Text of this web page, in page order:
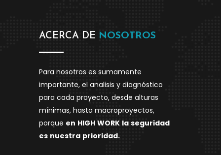
ACERCA DE NOSOTROS
Para nosotros es sumamente
importante, el analisis y diagnóstico
para cada proyecto, desde alturas
mínimas, hasta macroproyectos,
porque en HIGH WORK la seguridad
es nuestra prioridad.